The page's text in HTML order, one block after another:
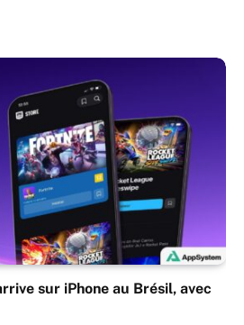
sur iPhone au Brésil, avec